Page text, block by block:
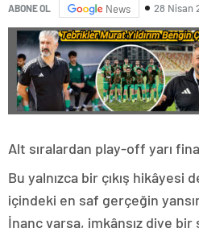
ABONE OL News 28 Nisan
Alt sıralardan play-off yarı
Bu yalnızca bir çıkış hikâyesi
içindeki en saf gerçeğin
İnanç varsa, imkânsız diye bir